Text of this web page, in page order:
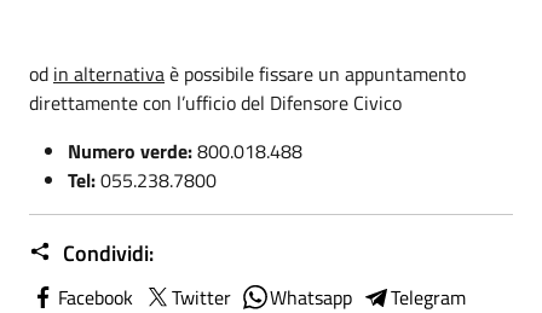
od in alternativaè possibile fissare un appuntamento
direttamente con l’ufficio del Difensore Civico
Numero verde:800.018.488
Tel:055.238.7800
Condividi:
Facebook Twitter Whatsapp
Telegram